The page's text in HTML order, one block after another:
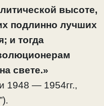
высоте,
подлинно лучших
и тогда
свете.»
1948 — 1954гг.,